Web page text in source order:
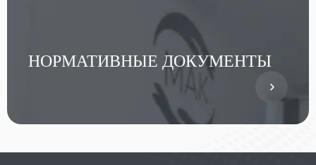
НОРМАТИВНЫЕ ДОКУМЕНТЫ